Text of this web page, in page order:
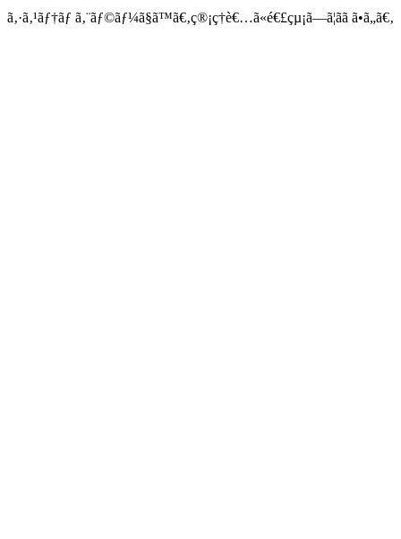
ã‚·ã‚¹ãƒ†ãƒ ã‚¨ãƒ©ãƒ¼ã§ã™ã€‚ç®¡ç†è€…ã«é€£çµ¡ã—ã¦ãã ã•ã„ã€‚